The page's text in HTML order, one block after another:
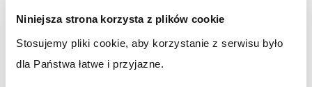
Niniejsza strona korzysta z plików cookie
Stosujemy pliki cookie, aby korzystanie z serwisu było
dla Państwa łatwe i przyjazne.
za pomocą środków komunikacji elektronicznej w rozumieniu
ustawy z dnia 18 lipca 2002 roku o świadczeniu usług drogą
elektroniczną przysyłanych na wskazany przeze mnie adres
elektroniczny od Weiss Klinik - Grupa Scanmed *